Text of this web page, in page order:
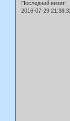
Последний визит:
2016-07-29